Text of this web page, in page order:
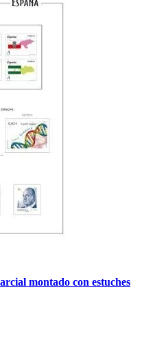
montado con estuches